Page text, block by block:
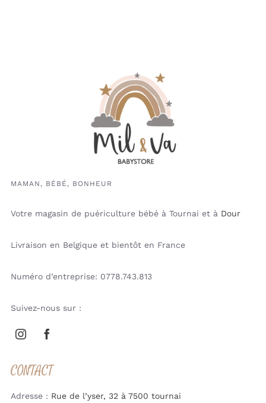
MAMAN, BÉBÉ, BONHEUR
Votre magasin de puériculture bébé à Tournai et à Dour
Livraison en Belgique et bientôt en France
Numéro d’entreprise: 0778.743.813
Suivez-nous sur :
CONTACT
Adresse : Rue de l’yser, 32 à 7500 tournai